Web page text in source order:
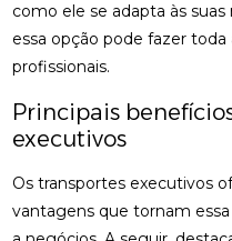
como ele se adapta às
essa opção pode fazer
profissionais.
Principais
executivos
Os transportes executivos
vantagens que tornam